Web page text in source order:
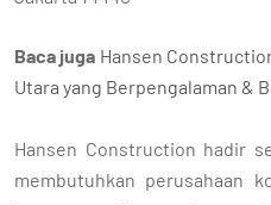
Baca juga Hansen
Utara yang Berpengalaman &
Hansen Construction hadir
membutuhkan perusahaan